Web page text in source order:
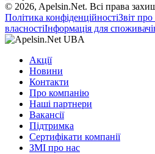
© 2026, Apelsin.Net. Всі права
Політика конфіденційностіЗвіт
власностіІнформація для
Акції
Новини
Контакти
Про компанію
Наші партнери
Вакансії
Підтримка
Сертифікати компанії
ЗМІ про нас